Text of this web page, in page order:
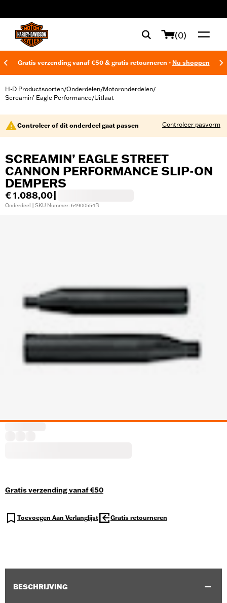
(0)
Gratis verzending vanaf €50 & gratis retourneren - Nu shoppen
H-D Productsoorten/Onderdelen/Motoronderdelen/
Screamin’ Eagle Performance/Uitlaat
Controleer of dit onderdeel gaat passen Controleer pasvorm
SCREAMIN’ EAGLE STREET
CANNON PERFORMANCE SLIP-ON
DEMPERS
€ 1.088,00
Onderdeel | SKU Nummer: 64900554B
Gratis verzending vanaf €50
Toevoegen Aan Verlanglijst Gratis retourneren
BESCHRIJVING